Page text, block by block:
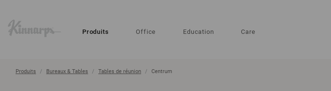
Produits Office Education Care
Produits Bureaux & Tables Tables de réunion Centrum